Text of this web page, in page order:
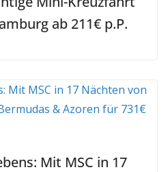
ab 211€ p.P.
Mit MSC in 17